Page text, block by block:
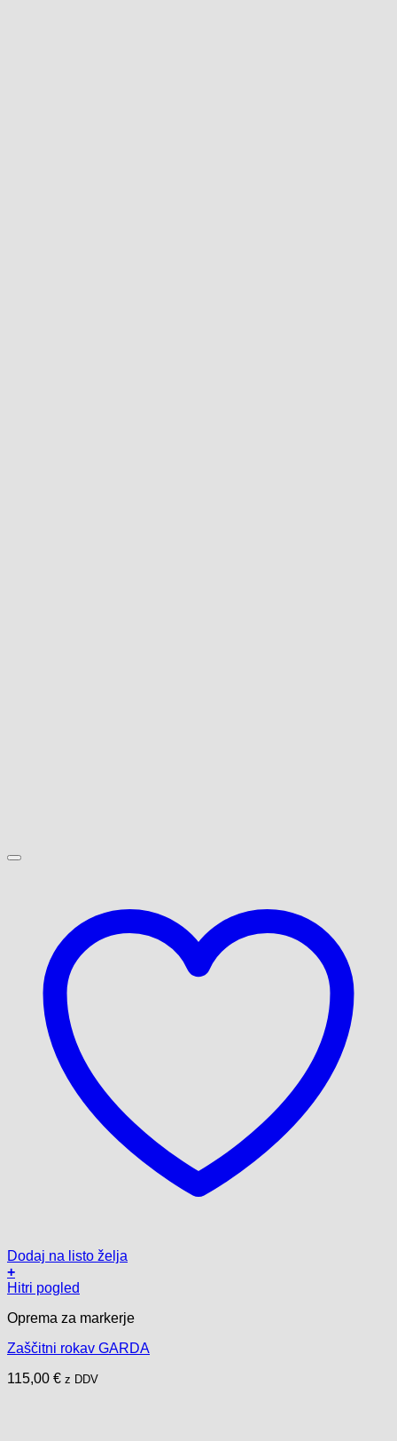
Dodaj na listo želja
+
Ta
ima
različic.
lahko
Hitri pogled
Oprema za markerje
Zaščitni rokav GARDA
115,00 € z DDV